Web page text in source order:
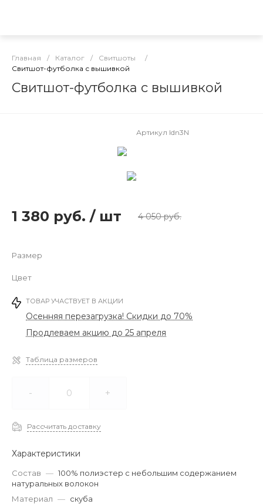
Главная / Каталог / Свитшоты
/
Свитшот-футболка с вышивкой
Свитшот-футболка с вышивкой
Артикул ldn3N
1 380 руб. / шт 4 050 руб.
Размер
Цвет
ТОВАР УЧАСТВУЕТ В АКЦИИ
Осенняя перезагрузка! Скидки до 70%
Продлеваем акцию до 25 апреля
Таблица размеров
- +
Рассчитать доставку
Характеристики
Состав — 100% полиэстер с небольшим содержанием
натуральных волокон
Материал — скуба